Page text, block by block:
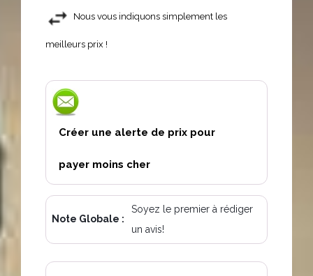
Nous vous indiquons simplement les
meilleurs prix !
Créer une alerte de prix pour
payer moins cher
Note Globale :
Soyez le premier à rédiger
un avis!